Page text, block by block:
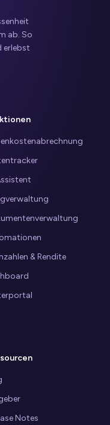
ab. So
erlebst
& Rendite
Notes